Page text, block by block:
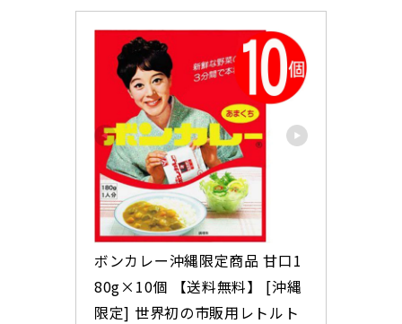
ボンカレー沖縄限定商品 甘口1
80g×10個 【送料無料】 [沖縄
限定] 世界初の市販用レトルト